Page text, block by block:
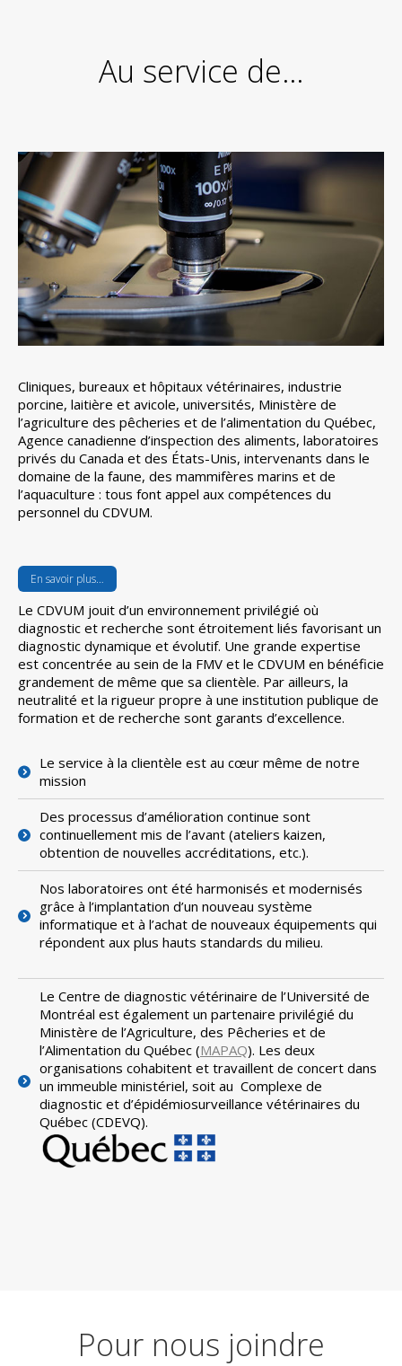
Au service de…
Cliniques, bureaux et hôpitaux vétérinaires, industrie
porcine, laitière et avicole, universités, Ministère de
l’agriculture des pêcheries et de l’alimentation du Québec,
Agence canadienne d’inspection des aliments, laboratoires
privés du Canada et des États-Unis, intervenants dans le
domaine de la faune, des mammifères marins et de
l’aquaculture : tous font appel aux compétences du
personnel du CDVUM.
En savoir plus…
Le CDVUM jouit d’un environnement privilégié où
diagnostic et recherche sont étroitement liés favorisant un
diagnostic dynamique et évolutif. Une grande expertise
est concentrée au sein de la FMV et le CDVUM en bénéficie
grandement de même que sa clientèle. Par ailleurs, la
neutralité et la rigueur propre à une institution publique de
formation et de recherche sont garants d’excellence.
Le service à la clientèle est au cœur même de notre
mission
Des processus d’amélioration continue sont
continuellement mis de l’avant (ateliers kaizen,
obtention de nouvelles accréditations, etc.).
Nos laboratoires ont été harmonisés et modernisés
grâce à l’implantation d’un nouveau système
informatique et à l’achat de nouveaux équipements qui
répondent aux plus hauts standards du milieu.
Le Centre de diagnostic vétérinaire de l’Université de
Montréal est également un partenaire privilégié du
Ministère de l’Agriculture, des Pêcheries et de
l’Alimentation du Québec (MAPAQ). Les deux
organisations cohabitent et travaillent de concert dans
un immeuble ministériel, soit au Complexe de
diagnostic et d’épidémiosurveillance vétérinaires du
Québec (CDEVQ).
Pour nous joindre